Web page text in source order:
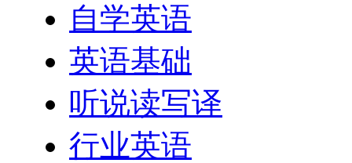
自学英语
英语基础
听说读写译
行业英语